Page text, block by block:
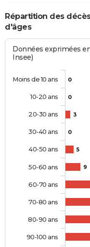
Répartition des
d'âges
Données exprimées
Insee)
0
0
3
0
5
9
Moins de 10 ans
10-20 ans
20-30 ans
30-40 ans
40-50 ans
50-60 ans
60-70 ans
70-80 ans
80-90 ans
90-100 ans